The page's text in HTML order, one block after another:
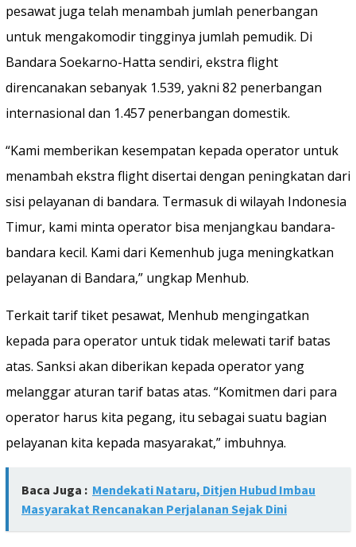
pesawat juga telah menambah jumlah penerbangan
untuk mengakomodir tingginya jumlah pemudik. Di
Bandara Soekarno-Hatta sendiri, ekstra flight
direncanakan sebanyak 1.539, yakni 82 penerbangan
internasional dan 1.457 penerbangan domestik.
“Kami memberikan kesempatan kepada operator untuk
menambah ekstra flight disertai dengan peningkatan dari
sisi pelayanan di bandara. Termasuk di wilayah Indonesia
Timur, kami minta operator bisa menjangkau bandara-
bandara kecil. Kami dari Kemenhub juga meningkatkan
pelayanan di Bandara,” ungkap Menhub.
Terkait tarif tiket pesawat, Menhub mengingatkan
kepada para operator untuk tidak melewati tarif batas
atas. Sanksi akan diberikan kepada operator yang
melanggar aturan tarif batas atas. “Komitmen dari para
operator harus kita pegang, itu sebagai suatu bagian
pelayanan kita kepada masyarakat,” imbuhnya.
Baca Juga : Mendekati Nataru, Ditjen Hubud Imbau
Masyarakat Rencanakan Perjalanan Sejak Dini